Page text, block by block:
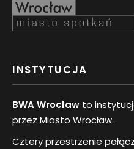
INSTYTUCJA
BWA Wrocław to
przez Miasto Wrocław.
Cztery przestrzenie